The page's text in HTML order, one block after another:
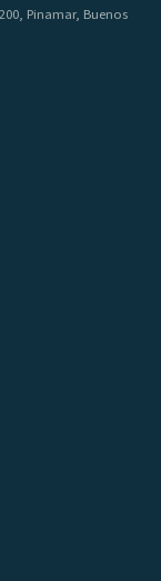
Pinamar, Buenos